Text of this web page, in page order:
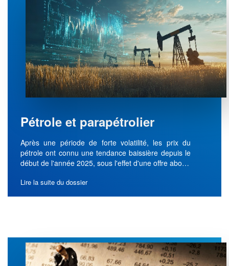
Pétrole et parapétrolier
Après une période de forte volatilité, les prix du
pétrole ont connu une tendance baissière depuis le
début de l'année 2025, sous l'effet d'une offre abo…
Lire la suite du dossier